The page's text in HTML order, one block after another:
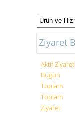
Ziyaret
Aktif
Bugün
Toplam
Toplam
Ziyaret